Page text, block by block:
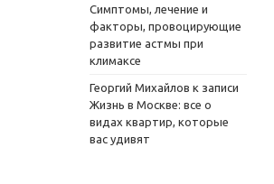
Симптомы, лечение и
факторы, провоцирующие
развитие астмы при
климаксе
Георгий Михайлов к записи
Жизнь в Москве: все о
видах квартир, которые
вас удивят